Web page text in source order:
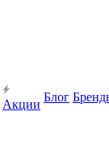
Акции
Блог